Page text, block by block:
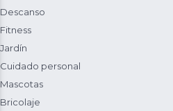
Descanso
Fitness
Jardín
Cuidado personal
Mascotas
Bricolaje